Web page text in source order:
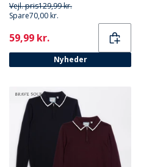
Vejl. pris129,99 kr.
Spare70,00 kr.
Current
59,99 kr.
Nyheder